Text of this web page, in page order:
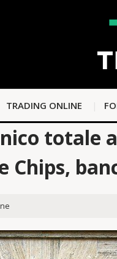
TRADING ONLINE
totale
Chips,